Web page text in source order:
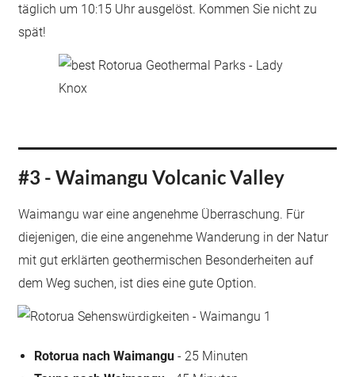
täglich um 10:15 Uhr ausgelöst. Kommen Sie nicht zu
spät!
#3 - Waimangu Volcanic Valley
Waimangu war eine angenehme Überraschung. Für
diejenigen, die eine angenehme Wanderung in der Natur
mit gut erklärten geothermischen Besonderheiten auf
dem Weg suchen, ist dies eine gute Option.
Rotorua nach Waimangu- 25 Minuten